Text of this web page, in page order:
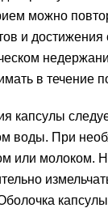
можно
и достижения
в течение
капсулы
воды. При
или молоком.